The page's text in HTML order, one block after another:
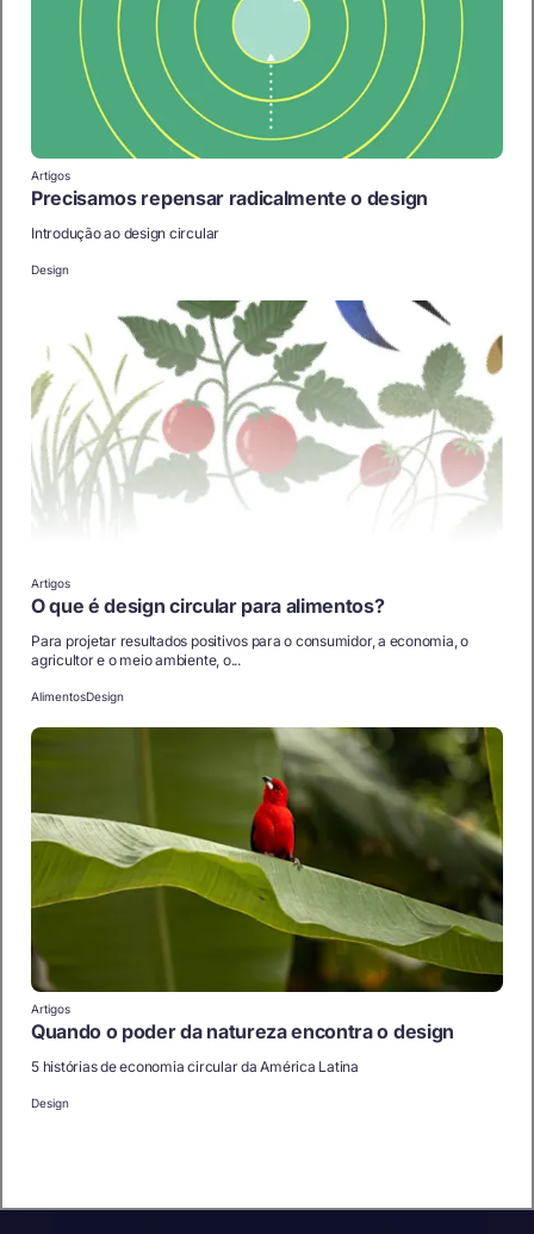
Artigos
Precisamos repensar radicalmente o design
Introdução ao design circular
Design
Artigos
O que é design circular para alimentos?
Para projetar resultados positivos para o consumidor, a economia, o
agricultor e o meio ambiente, o...
AlimentosDesign
Artigos
Quando o poder da natureza encontra o design
5 histórias de economia circular da América Latina
Design